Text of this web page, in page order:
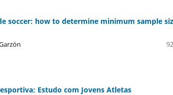
soccer: how to determine minimum sample
Estudo com Jovens Atletas